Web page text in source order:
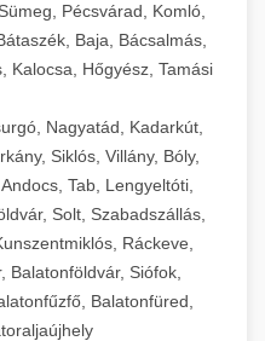
Pécsvárad, Komló,
Baja, Bácsalmás,
Kalocsa, Hőgyész, Tamási
Nagyatád, Kadarkút,
Siklós, Villány, Bóly,
Tab, Lengyeltóti,
Solt, Szabadszállás,
Ráckeve,
Balatonföldvár, Siófok,
Balatonfüred,